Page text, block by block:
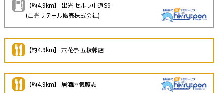
【約4.9km】 出光 セルフ中道SS
(出光リテール販売株式会社)
【約4.9km】 六花亭 五稜郭店
【約4.9km】 居酒屋気腹志